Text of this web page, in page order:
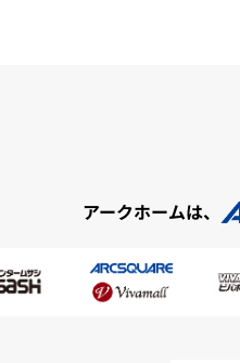
アークホームは、